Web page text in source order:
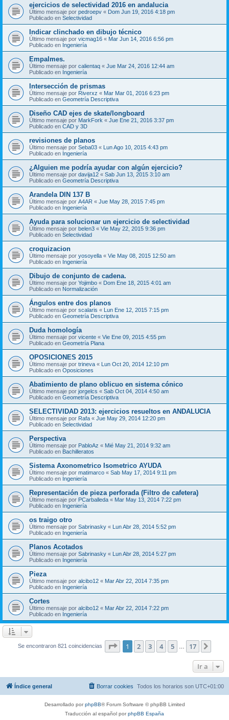
ejercicios de selectividad 2016 en andalucia
Último mensaje por pedroepv « Dom Jun 19, 2016 4:18 pm
Publicado en Selectividad
Indicar clinchado en dibujo técnico
Último mensaje por vicmag16 « Mar Jun 14, 2016 6:56 pm
Publicado en Ingeniería
Empalmes.
Último mensaje por calientaq « Jue Mar 24, 2016 12:44 am
Publicado en Ingeniería
Intersección de prismas
Último mensaje por Riverxz « Mar Mar 01, 2016 6:23 pm
Publicado en Geometría Descriptiva
Diseño CAD ejes de skate/longboard
Último mensaje por MarkFork « Jue Ene 21, 2016 3:37 pm
Publicado en CAD y 3D
revisiones de planos
Último mensaje por Seba03 « Lun Ago 10, 2015 4:43 pm
Publicado en Ingeniería
¿Alguien me podría ayudar con algún ejercicio?
Último mensaje por davija12 « Sab Jun 13, 2015 3:10 am
Publicado en Geometría Descriptiva
Arandela DIN 137 B
Último mensaje por A4AR « Jue May 28, 2015 7:45 pm
Publicado en Ingeniería
Ayuda para solucionar un ejercicio de selectividad
Último mensaje por belen3 « Vie May 22, 2015 9:36 pm
Publicado en Selectividad
croquizacion
Último mensaje por yosoyella « Vie May 08, 2015 12:50 am
Publicado en Ingeniería
Dibujo de conjunto de cadena.
Último mensaje por Yojimbo « Dom Ene 18, 2015 4:01 am
Publicado en Normalización
Ángulos entre dos planos
Último mensaje por scalaris « Lun Ene 12, 2015 7:15 pm
Publicado en Geometría Descriptiva
Duda homología
Último mensaje por vicente « Vie Ene 09, 2015 4:55 pm
Publicado en Geometría Plana
OPOSICIONES 2015
Último mensaje por trineva « Lun Oct 20, 2014 12:10 pm
Publicado en Oposiciones
Abatimiento de plano oblicuo en sistema cónico
Último mensaje por jorgelcs « Sab Oct 04, 2014 4:50 am
Publicado en Geometría Descriptiva
SELECTIVIDAD 2013: ejercicios resueltos en ANDALUCIA
Último mensaje por Rafa « Jue May 29, 2014 12:20 pm
Publicado en Selectividad
Perspectiva
Último mensaje por PabloAz « Mié May 21, 2014 9:32 am
Publicado en Bachilleratos
Sistema Axonometrico Isometrico AYUDA
Último mensaje por matimarco « Sab May 17, 2014 9:11 pm
Publicado en Ingeniería
Representación de pieza perforada (Filtro de cafetera)
Último mensaje por PCarballeda « Mar May 13, 2014 7:22 pm
Publicado en Ingeniería
os traigo otro
Último mensaje por Sabrinasky « Lun Abr 28, 2014 5:52 pm
Publicado en Ingeniería
Planos Acotados
Último mensaje por Sabrinasky « Lun Abr 28, 2014 5:27 pm
Publicado en Ingeniería
Pieza
Último mensaje por alcibo12 « Mar Abr 22, 2014 7:35 pm
Publicado en Ingeniería
Cortes
Último mensaje por alcibo12 « Mar Abr 22, 2014 7:22 pm
Publicado en Ingeniería
Se encontraron 821 coincidencias Página de 17
1 2 3 4 5 17
Ir a
Índice general Todos los horarios son UTC+01:00
Borrar cookies
Desarrollado porphpBB® Forum Software © phpBB Limited
Traducción al español porphpBB España